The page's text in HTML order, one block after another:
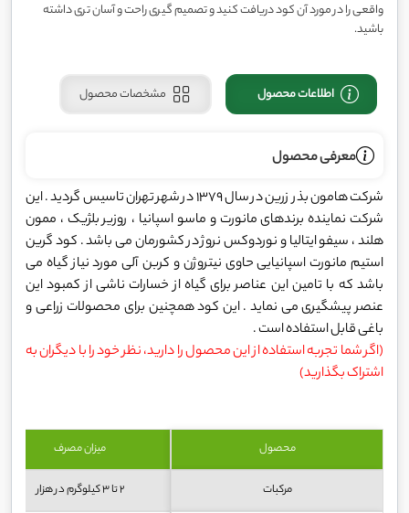
واقعی را در مورد آن کود دریافت کنید و تصمیم گیری راحت و آسان تری داشته
باشید.
اطلاعات محصول مشخصات محصول
معرفی محصول
شرکت هامون بذر زرین در سال 1379 در شهر تهران تاسیس گردید . این
شرکت نماینده برندهای مانورت و ماسو اسپانیا ، روزیر بلژیک ، ممون
هلند ، سیفو ایتالیا و نوردوکس نروژ در کشورمان می باشد . کود گرین
استیم مانورت اسپانیایی حاوی نیتروژن و کربن آلی مورد نیاز گیاه می
باشد که با تامین این عناصر برای گیاه از خسارات ناشی از کمبود این
عنصر پیشگیری می نماید . این کود همچنین برای محصولات زراعی و
باغی قابل استفاده است .
(اگر شما تجربه استفاده از این محصول را دارید، نظر خود را با دیگران به
اشتراک بگذارید)
محصول میزان مصرف
مرکبات 2 تا 3 کیلوگرم در هزار